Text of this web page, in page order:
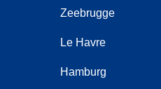
Zeebrugge
Le Havre
Hamburg